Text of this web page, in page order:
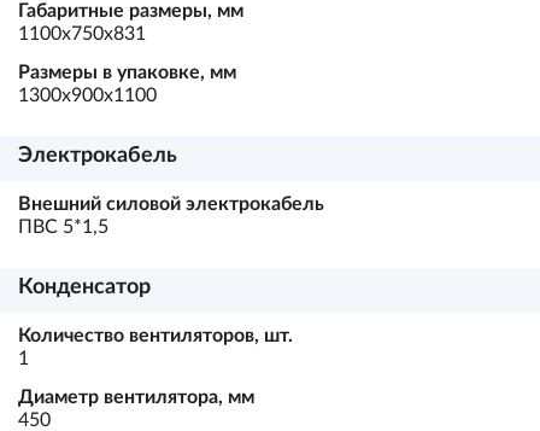
Габаритные размеры, мм
1100х750х831
Размеры в упаковке, мм
1300х900х1100
Электрокабель
Внешний силовой электрокабель
ПВС 5*1,5
Конденсатор
Количество вентиляторов, шт.
1
Диаметр вентилятора, мм
450